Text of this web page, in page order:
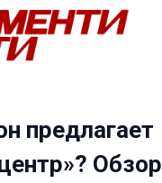
предлагает
Обзор